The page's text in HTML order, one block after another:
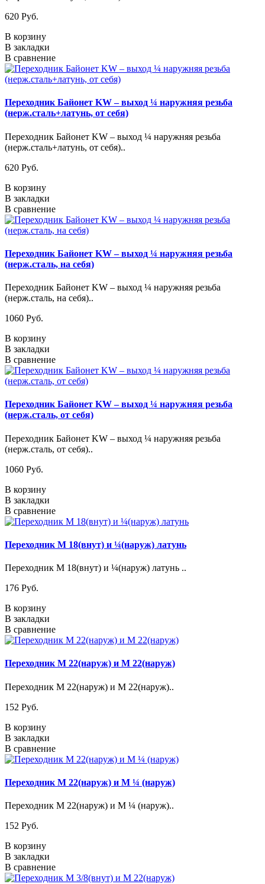
620 Pуб.
В корзину
В закладки
В сравнение
Переходник Байонет KW – выход ¼ наружняя резьба
(нерж.сталь+латунь, от себя)
Переходник Байонет KW – выход ¼ наружняя резьба
(нерж.сталь+латунь, от себя)..
620 Pуб.
В корзину
В закладки
В сравнение
Переходник Байонет KW – выход ¼ наружняя резьба
(нерж.сталь, на себя)
Переходник Байонет KW – выход ¼ наружняя резьба
(нерж.сталь, на себя)..
1060 Pуб.
В корзину
В закладки
В сравнение
Переходник Байонет KW – выход ¼ наружняя резьба
(нерж.сталь, от себя)
Переходник Байонет KW – выход ¼ наружняя резьба
(нерж.сталь, от себя)..
1060 Pуб.
В корзину
В закладки
В сравнение
Переходник М 18(внут) и ¼(наруж) латунь
Переходник М 18(внут) и ¼(наруж) латунь ..
176 Pуб.
В корзину
В закладки
В сравнение
Переходник М 22(наруж) и М 22(наруж)
Переходник М 22(наруж) и М 22(наруж)..
152 Pуб.
В корзину
В закладки
В сравнение
Переходник М 22(наруж) и М ¼ (наруж)
Переходник М 22(наруж) и М ¼ (наруж)..
152 Pуб.
В корзину
В закладки
В сравнение